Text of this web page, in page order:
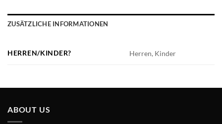
ZUSÄTZLICHE INFORMATIONEN
HERREN/KINDER? Herren, Kinder
ABOUT US